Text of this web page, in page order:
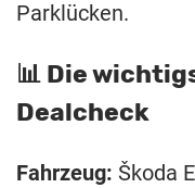
Parklücken.
📊 Die
Dealcheck
Fahrzeug: Škoda